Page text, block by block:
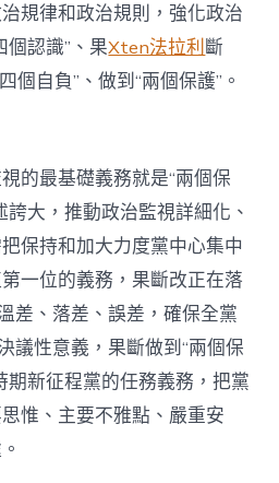
規律和政治規則，強化政治
個認識”、果Xten法拉利斷
四個自負”、做到“兩個保護”。
的最基礎義務就是“兩個保
大，推動政治監視詳細化、
保持和加大力度黨中心集中
一位的義務，果斷改正在落
差、落差、誤差，確保全黨
議性意義，果斷做到“兩個保
期新征程黨的任務義務，把黨
惟、主要不雅點、嚴重安